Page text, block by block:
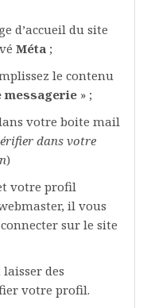
d’accueil du site
Méta ;
le contenu
messagerie » ;
votre boite mail
dans votre
)
votre profil
il vous
sur le site
des
votre profil.